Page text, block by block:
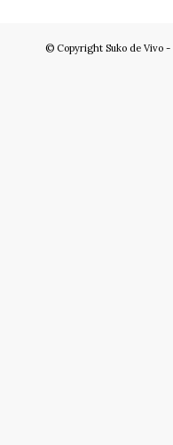
© Copyright Suko de Vivo -